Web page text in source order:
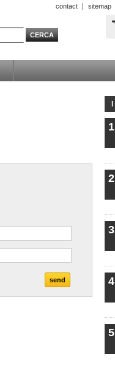
contact sitemap
1
2
3
4
5